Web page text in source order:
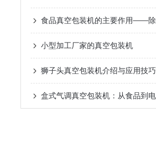
小型加工厂家的真空包装机
狮子头真空包装机介绍与应用技巧